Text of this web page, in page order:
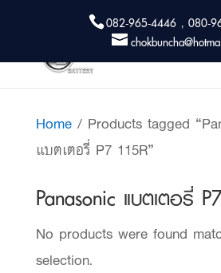
082-965-4446 , 080-
Home/ Products tagged
แบตเตอรี่ P7 115R”
Panasonic แบตเตอรี่
No products were found
selection.